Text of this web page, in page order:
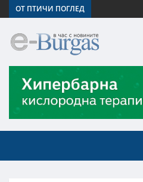
ОТ ПТИЧИ ПОГЛЕД